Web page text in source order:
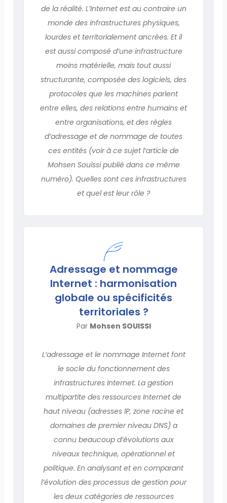
de la réalité. L’Internet est au contraire un
monde des infrastructures physiques,
lourdes et territorialement ancrées. Et il
est aussi composé d’une infrastructure
moins matérielle, mais tout aussi
structurante, composée des logiciels, des
protocoles que les machines parlent
entre elles, des relations entre humains et
entre organisations, et des règles
d’adressage et de nommage de toutes
ces entités (voir à ce sujet l’article de
Mohsen Souissi publié dans ce même
numéro). Quelles sont ces infrastructures
et quel est leur rôle ?
Adressage et nommage
Internet : harmonisation
globale ou spécificités
territoriales ?
Par Mohsen SOUISSI
L’adressage et le nommage Internet font
le socle du fonctionnement des
infrastructures Internet. La gestion
multipartite des ressources Internet de
haut niveau (adresses IP, zone racine et
domaines de premier niveau DNS) a
connu beaucoup d’évolutions aux
niveaux technique, opérationnel et
politique. En analysant et en comparant
l’évolution des processus de gestion pour
les deux catégories de ressources